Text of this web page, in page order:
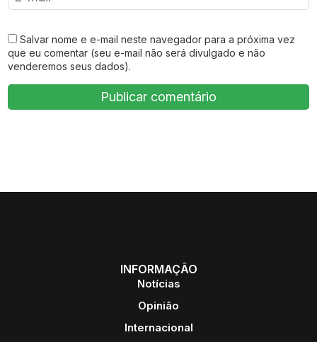
Salvar nome e e-mail neste navegador para a próxima vez
que eu comentar (seu e-mail não será divulgado e não
venderemos seus dados).
INFORMAÇÃO
Notícias
Opinião
Internacional